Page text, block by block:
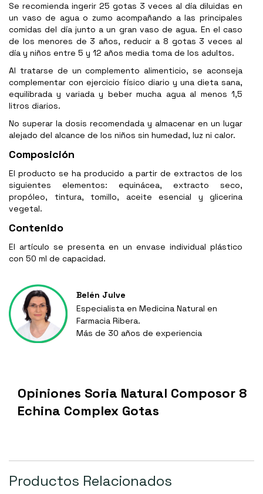
Se recomienda ingerir 25 gotas 3 veces al día diluidas en
un vaso de agua o zumo acompañando a las principales
comidas del día junto a un gran vaso de agua. En el caso
de los menores de 3 años, reducir a 8 gotas 3 veces al
día y niños entre 5 y 12 años media toma de los adultos.
Al tratarse de un complemento alimenticio, se aconseja
complementar con ejercicio físico diario y una dieta sana,
equilibrada y variada y beber mucha agua al menos 1,5
litros diarios.
No superar la dosis recomendada y almacenar en un lugar
alejado del alcance de los niños sin humedad, luz ni calor.
Composición
El producto se ha producido a partir de extractos de los
siguientes elementos: equinácea, extracto seco,
propóleo, tintura, tomillo, aceite esencial y glicerina
vegetal.
Contenido
El artículo se presenta en un envase individual plástico
con 50 ml de capacidad.
Belén Julve
Especialista en Medicina Natural en
Farmacia Ribera.
Más de 30 años de experiencia
Opiniones Soria Natural Composor 8
Echina Complex Gotas
Productos Relacionados